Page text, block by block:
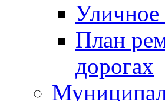
План
дорогах